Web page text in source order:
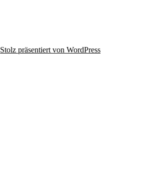
Stolz präsentiert von WordPress